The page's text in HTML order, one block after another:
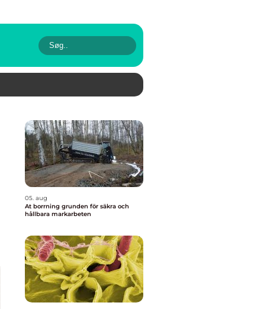
05. aug
At borrning grunden för säkra och
hållbara markarbeten